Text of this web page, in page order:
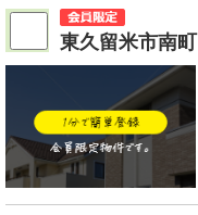
東久留米市南町